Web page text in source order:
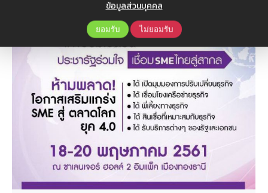
ข้อมูลส่วนบุคคล
ยอมรับ ไม่ยอมรับ